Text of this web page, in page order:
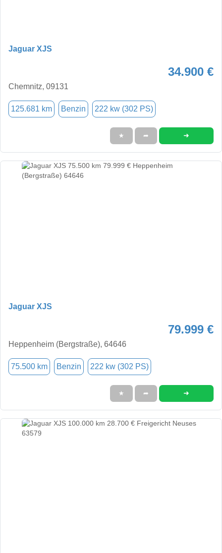
Jaguar XJS
34.900 €
Chemnitz, 09131
125.681 km Benzin 222 kw (302 PS)
★ ➦ ➜
Jaguar XJS
79.999 €
Heppenheim (Bergstraße), 64646
75.500 km Benzin 222 kw (302 PS)
★ ➦ ➜